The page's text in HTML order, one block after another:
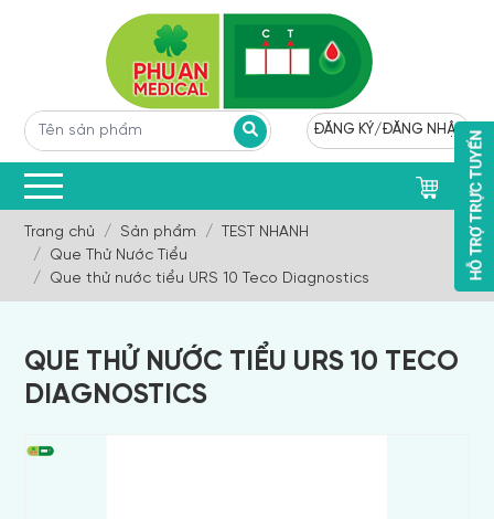
ĐĂNG KÝ/ĐĂNG NHẬP
Trang chủ Sản phẩm
TEST NHANH
Que Thử Nước Tiểu
Que thử nước tiểu URS 10 Teco Diagnostics
QUE THỬ NƯỚC TIỂU URS 10 TECO
DIAGNOSTICS